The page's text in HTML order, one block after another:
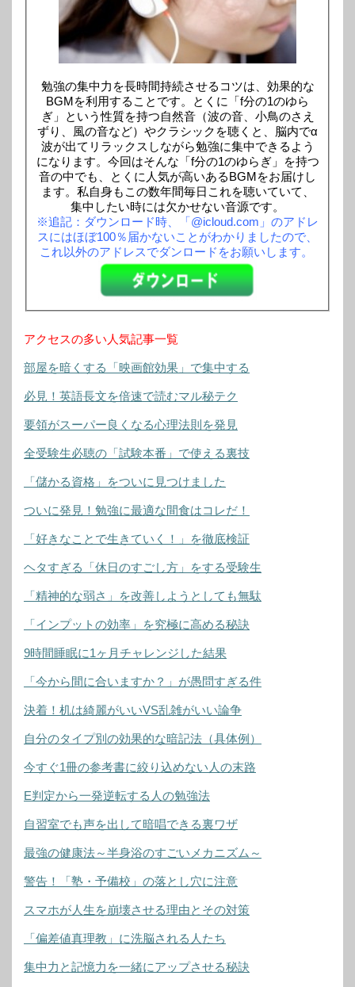
勉強の集中力を長時間持続させるコツは、効果的な
BGMを利用することです。とくに「f分の1のゆら
ぎ」という性質を持つ自然音（波の音、小鳥のさえ
ずり、風の音など）やクラシックを聴くと、脳内でα
波が出てリラックスしながら勉強に集中できるよう
になります。今回はそんな「f分の1のゆらぎ」を持つ
音の中でも、とくに人気が高いあるBGMをお届けし
ます。私自身もこの数年間毎日これを聴いていて、
集中したい時には欠かせない音源です。
※追記：ダウンロード時、「@icloud.com」のアドレ
スにはほぼ100％届かないことがわかりましたので、
これ以外のアドレスでダンロードをお願いします。
アクセスの多い人気記事一覧
部屋を暗くする「映画館効果」で集中する
必見！英語長文を倍速で読むマル秘テク
要領がスーパー良くなる心理法則を発見
全受験生必聴の「試験本番」で使える裏技
「儲かる資格」をついに見つけました
ついに発見！勉強に最適な間食はコレだ！
「好きなことで生きていく！」を徹底検証
ヘタすぎる「休日のすごし方」をする受験生
「精神的な弱さ」を改善しようとしても無駄
「インプットの効率」を究極に高める秘訣
9時間睡眠に1ヶ月チャレンジした結果
「今から間に合いますか？」が愚問すぎる件
決着！机は綺麗がいいVS乱雑がいい論争
自分のタイプ別の効果的な暗記法（具体例）
今すぐ1冊の参考書に絞り込めない人の末路
E判定から一発逆転する人の勉強法
自習室でも声を出して暗唱できる裏ワザ
最強の健康法～半身浴のすごいメカニズム～
警告！「塾・予備校」の落とし穴に注意
スマホが人生を崩壊させる理由とその対策
「偏差値真理教」に洗脳される人たち
集中力と記憶力を一緒にアップさせる秘訣